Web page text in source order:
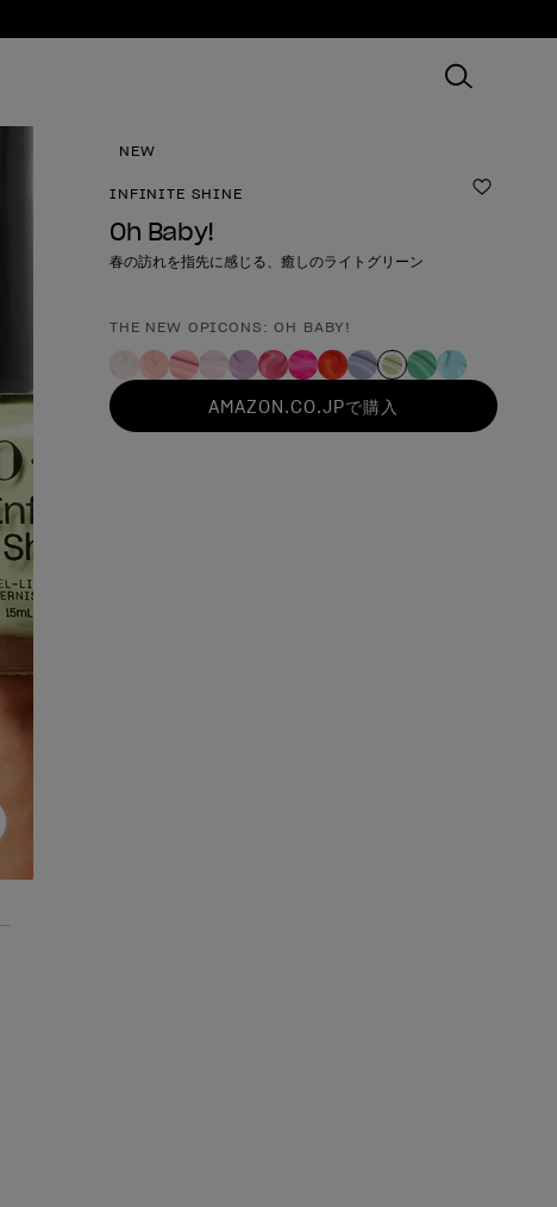
NEW
INFINITE SHINE ほしい
Oh Baby!
春の訪れを指先に感じる、癒しのライトグリーン
製品形態
THE NEW OPICONS: OH BABY!
AMAZON.CO.JPで購入